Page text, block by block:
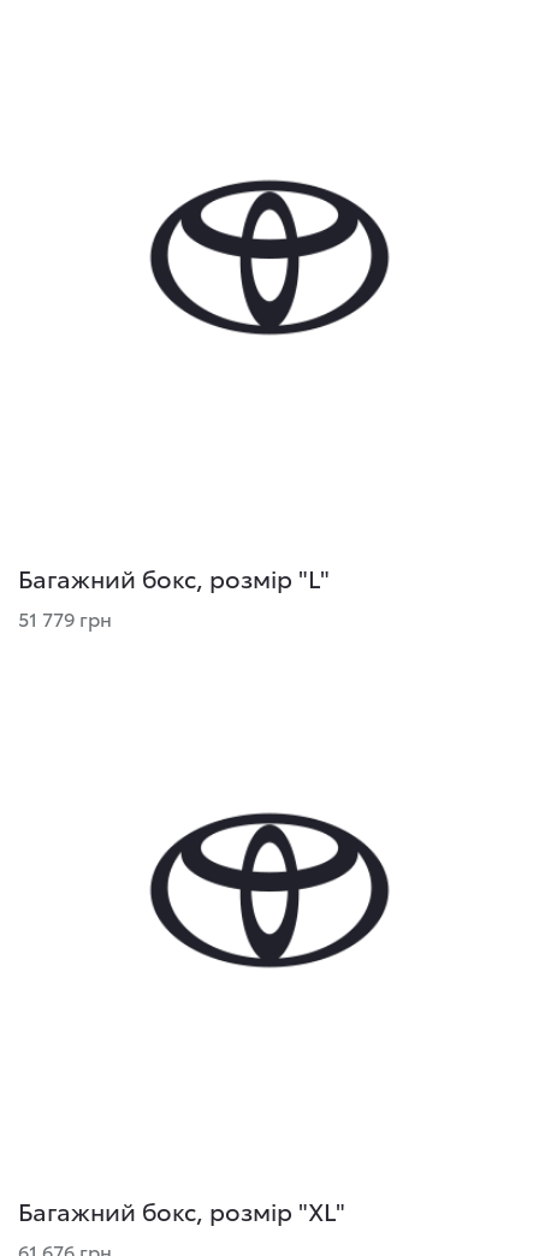
Багажний бокс, розмір "L"
51 779 грн
Багажний бокс, розмір "XL"